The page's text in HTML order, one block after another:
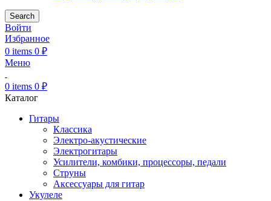
Search
Войти
Избранное
0 items 0 ₽
Меню
0 items 0 ₽
Каталог
Гитары
Классика
Электро-акустические
Электрогитары
Усилители, комбики, процессоры, педали
Струны
Аксессуары для гитар
Укулеле